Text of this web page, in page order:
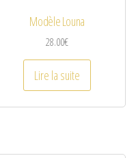
Modèle Louna
28.00€
Lire la suite